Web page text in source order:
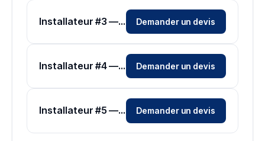
Installateur #3 — Zone Somme Demander un devis
Installateur #4 — Zone Somme Demander un devis
Installateur #5 — Zone Somme Demander un devis